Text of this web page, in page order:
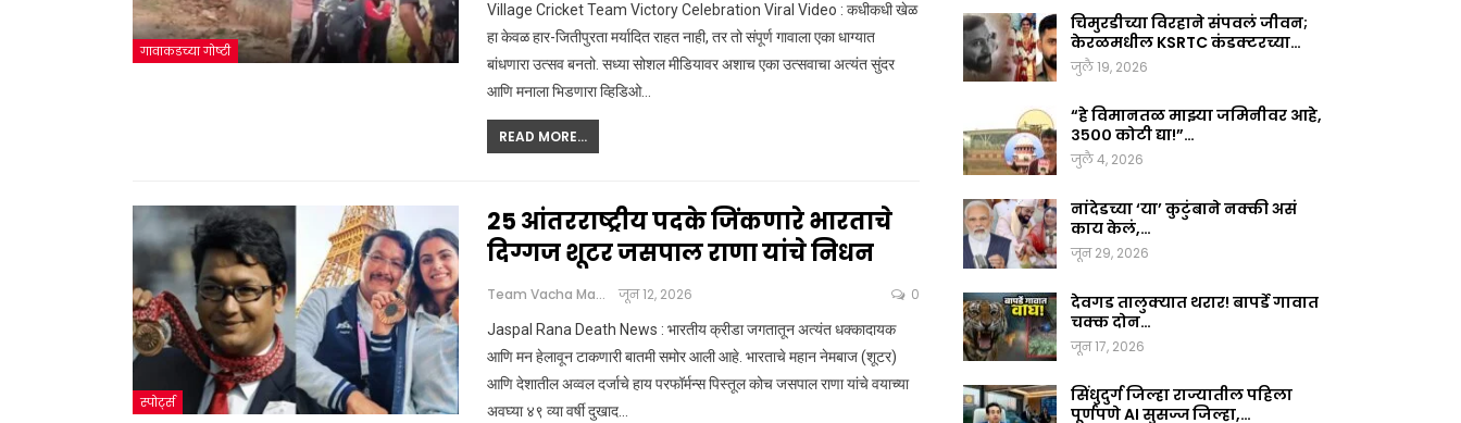
गावाकडच्या गोष्टी
Village Cricket Team Victory Celebration Viral Video : कधीकधी खेळ
हा केवळ हार-जितीपुरता मर्यादित राहत नाही, तर तो संपूर्ण गावाला एका धाग्यात
बांधणारा उत्सव बनतो. सध्या सोशल मीडियावर अशाच एका उत्सवाचा अत्यंत सुंदर
आणि मनाला भिडणारा व्हिडिओ…
READ MORE...
स्पोर्ट्स
25 आंतरराष्ट्रीय पदके जिंकणारे भारताचे
दिग्गज शूटर जसपाल राणा यांचे निधन
Team Vacha Marathi जून 12, 2026 0
Jaspal Rana Death News : भारतीय क्रीडा जगतातून अत्यंत धक्कादायक
आणि मन हेलावून टाकणारी बातमी समोर आली आहे. भारताचे महान नेमबाज (शूटर)
आणि देशातील अव्वल दर्जाचे हाय परफॉर्मन्स पिस्तूल कोच जसपाल राणा यांचे वयाच्या
अवघ्या ४९ व्या वर्षी दुखाद…
चिमुरडीच्या विरहाने संपवलं जीवन;
केरळमधील KSRTC कंडक्टरच्या…
जुलै 19, 2026
“हे विमानतळ माझ्या जमिनीवर आहे,
३५०० कोटी द्या!”…
जुलै 4, 2026
नांदेडच्या ‘या’ कुटुंबाने नक्की असं
काय केलं,…
जून 29, 2026
देवगड तालुक्यात थरार! बापर्डे गावात
चक्क दोन…
जून 17, 2026
सिंधुदुर्ग जिल्हा राज्यातील पहिला
पूर्णपणे AI सुसज्ज जिल्हा,…